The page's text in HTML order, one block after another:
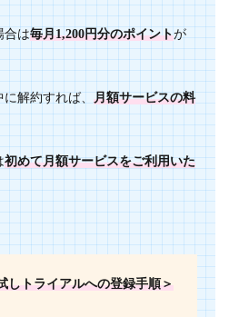
合は毎月1,200円分のポイントが
解約すれば、 月額サービスの料
初めて月額サービスをご利用いた
しトライアルへの登録手順＞